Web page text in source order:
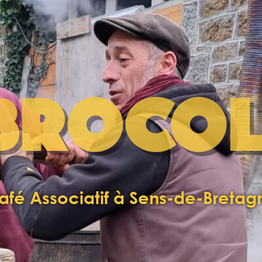
Associatif à Sens-de-